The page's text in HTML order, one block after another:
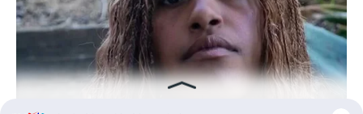
Chat Kami Sekarang